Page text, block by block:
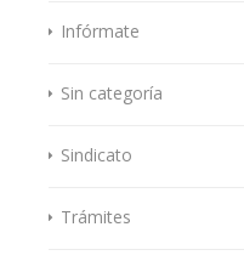
Infórmate
Sin categoría
Sindicato
Trámites